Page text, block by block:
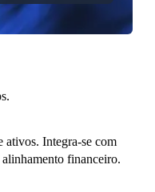
ativos. Integra-se com
financeiro.